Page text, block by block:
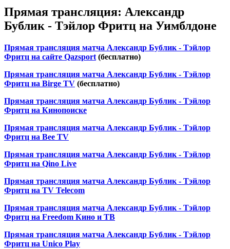
Прямая трансляция: Александр
Бублик - Тэйлор Фритц на Уимблдоне
Прямая трансляция матча Александр Бублик - Тэйлор
Фритц на сайте Qazsport (бесплатно)
Прямая трансляция матча Александр Бублик - Тэйлор
Фритц на Birge TV (бесплатно)
Прямая трансляция матча Александр Бублик - Тэйлор
Фритц на Кинопоиске
Прямая трансляция матча Александр Бублик - Тэйлор
Фритц на Bee TV
Прямая трансляция матча Александр Бублик - Тэйлор
Фритц на Qino Live
Прямая трансляция матча Александр Бублик - Тэйлор
Фритц на TV Telecom
Прямая трансляция матча Александр Бублик - Тэйлор
Фритц на Freedom Кино и ТВ
Прямая трансляция матча Александр Бублик - Тэйлор
Фритц на Unico Play